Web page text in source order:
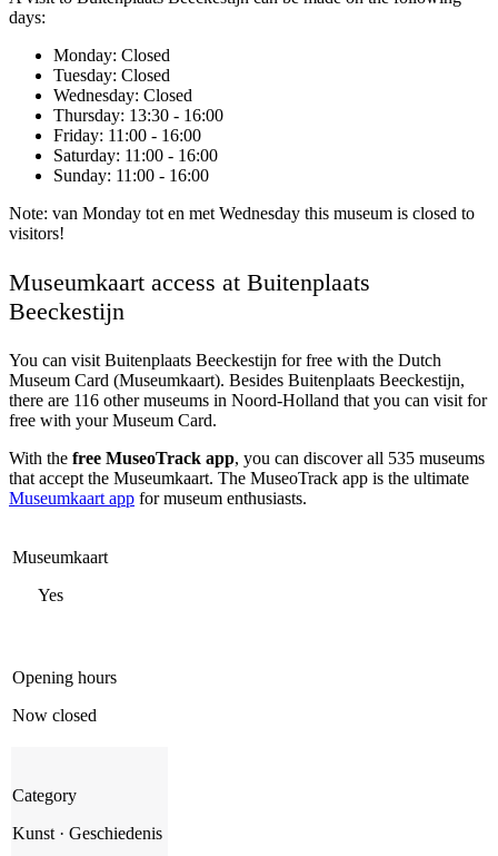
days:
Monday: Closed
Tuesday: Closed
Wednesday: Closed
Thursday: 13:30 - 16:00
Friday: 11:00 - 16:00
Saturday: 11:00 - 16:00
Sunday: 11:00 - 16:00
Note: van Monday tot en met Wednesday this museum is closed to
visitors!
Museumkaart access at Buitenplaats
Beeckestijn
You can visit Buitenplaats Beeckestijn for free with the Dutch
Museum Card (Museumkaart). Besides Buitenplaats Beeckestijn,
there are 116 other museums in Noord-Holland that you can visit for
free with your Museum Card.
With the free MuseoTrack app, you can discover all 535 museums
that accept the Museumkaart. The MuseoTrack app is the ultimate
Museumkaart app for museum enthusiasts.
Museumkaart
Yes
Opening hours
Now closed
Category
Kunst · Geschiedenis